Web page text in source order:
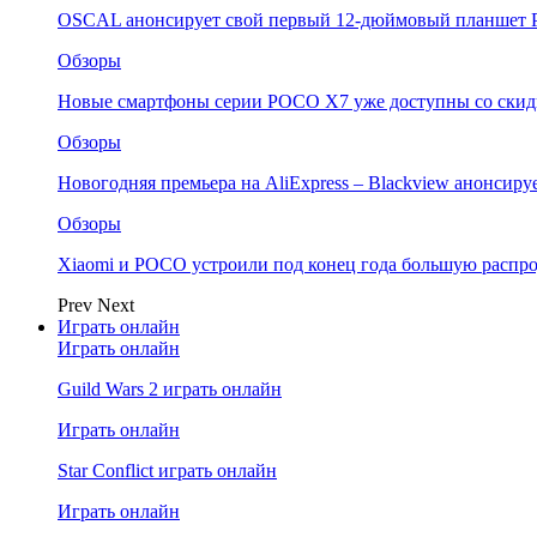
OSCAL анонсирует свой первый 12-дюймовый планшет
Обзоры
Новые смартфоны серии POCO X7 уже доступны со
Обзоры
Новогодняя премьера на AliExpress – Blackview
Обзоры
Xiaomi и POCO устроили под конец года большую
Prev Next
Играть онлайн
Играть онлайн
Guild Wars 2 играть онлайн
Играть онлайн
Star Conflict играть онлайн
Играть онлайн